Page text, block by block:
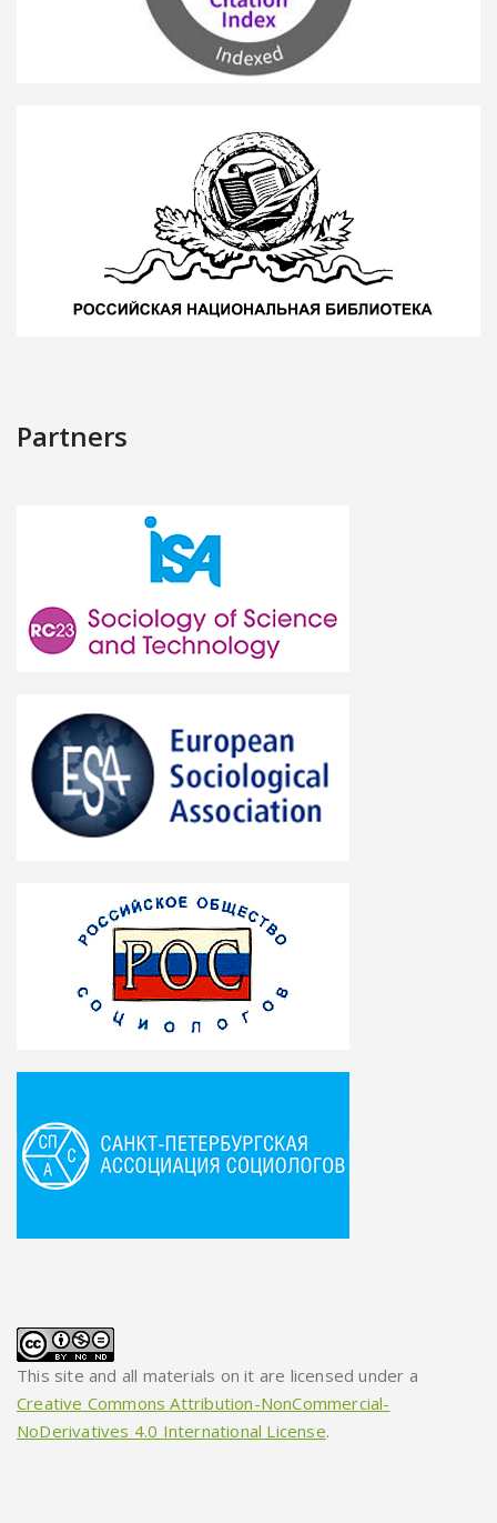
Partners
This site and all materials on it are licensed under a
Creative Commons Attribution-NonCommercial-
NoDerivatives 4.0 International License.